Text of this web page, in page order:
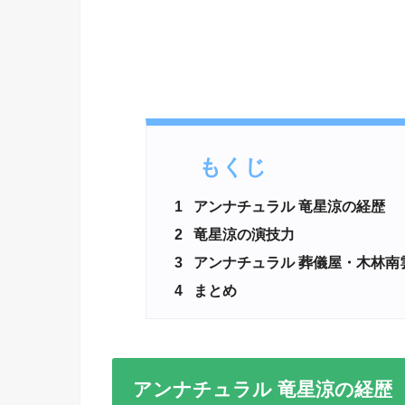
もくじ
1
アンナチュラル 竜星涼の経歴
2
竜星涼の演技力
3
アンナチュラル 葬儀屋・木林南
4
まとめ
アンナチュラル 竜星涼の経歴